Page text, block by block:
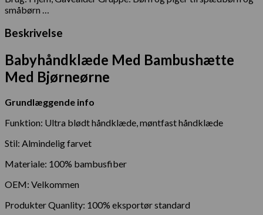
småbørn …
Beskrivelse
Babyhåndklæde Med Bambushætte
Med Bjørneørne
Grundlæggende info
Funktion: Ultra blødt håndklæde, møntfast håndklæde
Stil: Almindelig farvet
Materiale: 100% bambusfiber
OEM: Velkommen
Produkter Quanlity: 100% eksportør standard